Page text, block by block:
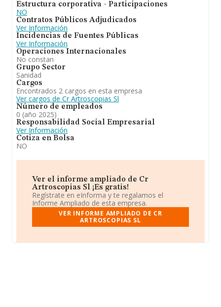
Estructura corporativa - Participaciones
NO
Contratos Públicos Adjudicados
Ver Información
Incidencias de Fuentes Públicas
Ver Información
Operaciones Internacionales
No constan
Grupo Sector
Sanidad
Cargos
Encontrados 2 cargos en esta empresa
Ver cargos de Cr Artroscopias Sl
Número de empleados
0 (año 2025)
Responsabilidad Social Empresarial
Ver Información
Cotiza en Bolsa
NO
Ver el informe ampliado de Cr
Artroscopias Sl ¡Es gratis!
Regístrate en eInforma y te regalamos el
Informe Ampliado de esta empresa.
VER INFORME AMPLIADO DE CR
ARTROSCOPIAS SL